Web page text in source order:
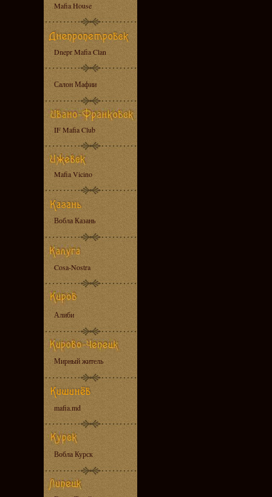
Mafia House
Dnepr Mafia Clan
Салон Мафии
IF Mafia Club
Mafia Vicino
Вобла Казань
Cosa-Nostra
Алиби
Мирный житель
mafia.md
Вобла Курск